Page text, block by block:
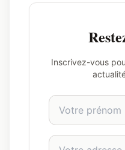
Inscrivez-vous
Prénom
Adresse email